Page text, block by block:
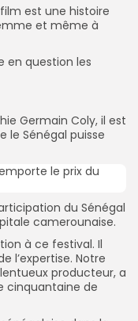
est une histoire
et même à
en question les
Germain Coly, il est
Sénégal puisse
du Sénégal
camerounaise.
à ce festival. Il
l’expertise. Notre
producteur, a
cinquantaine de